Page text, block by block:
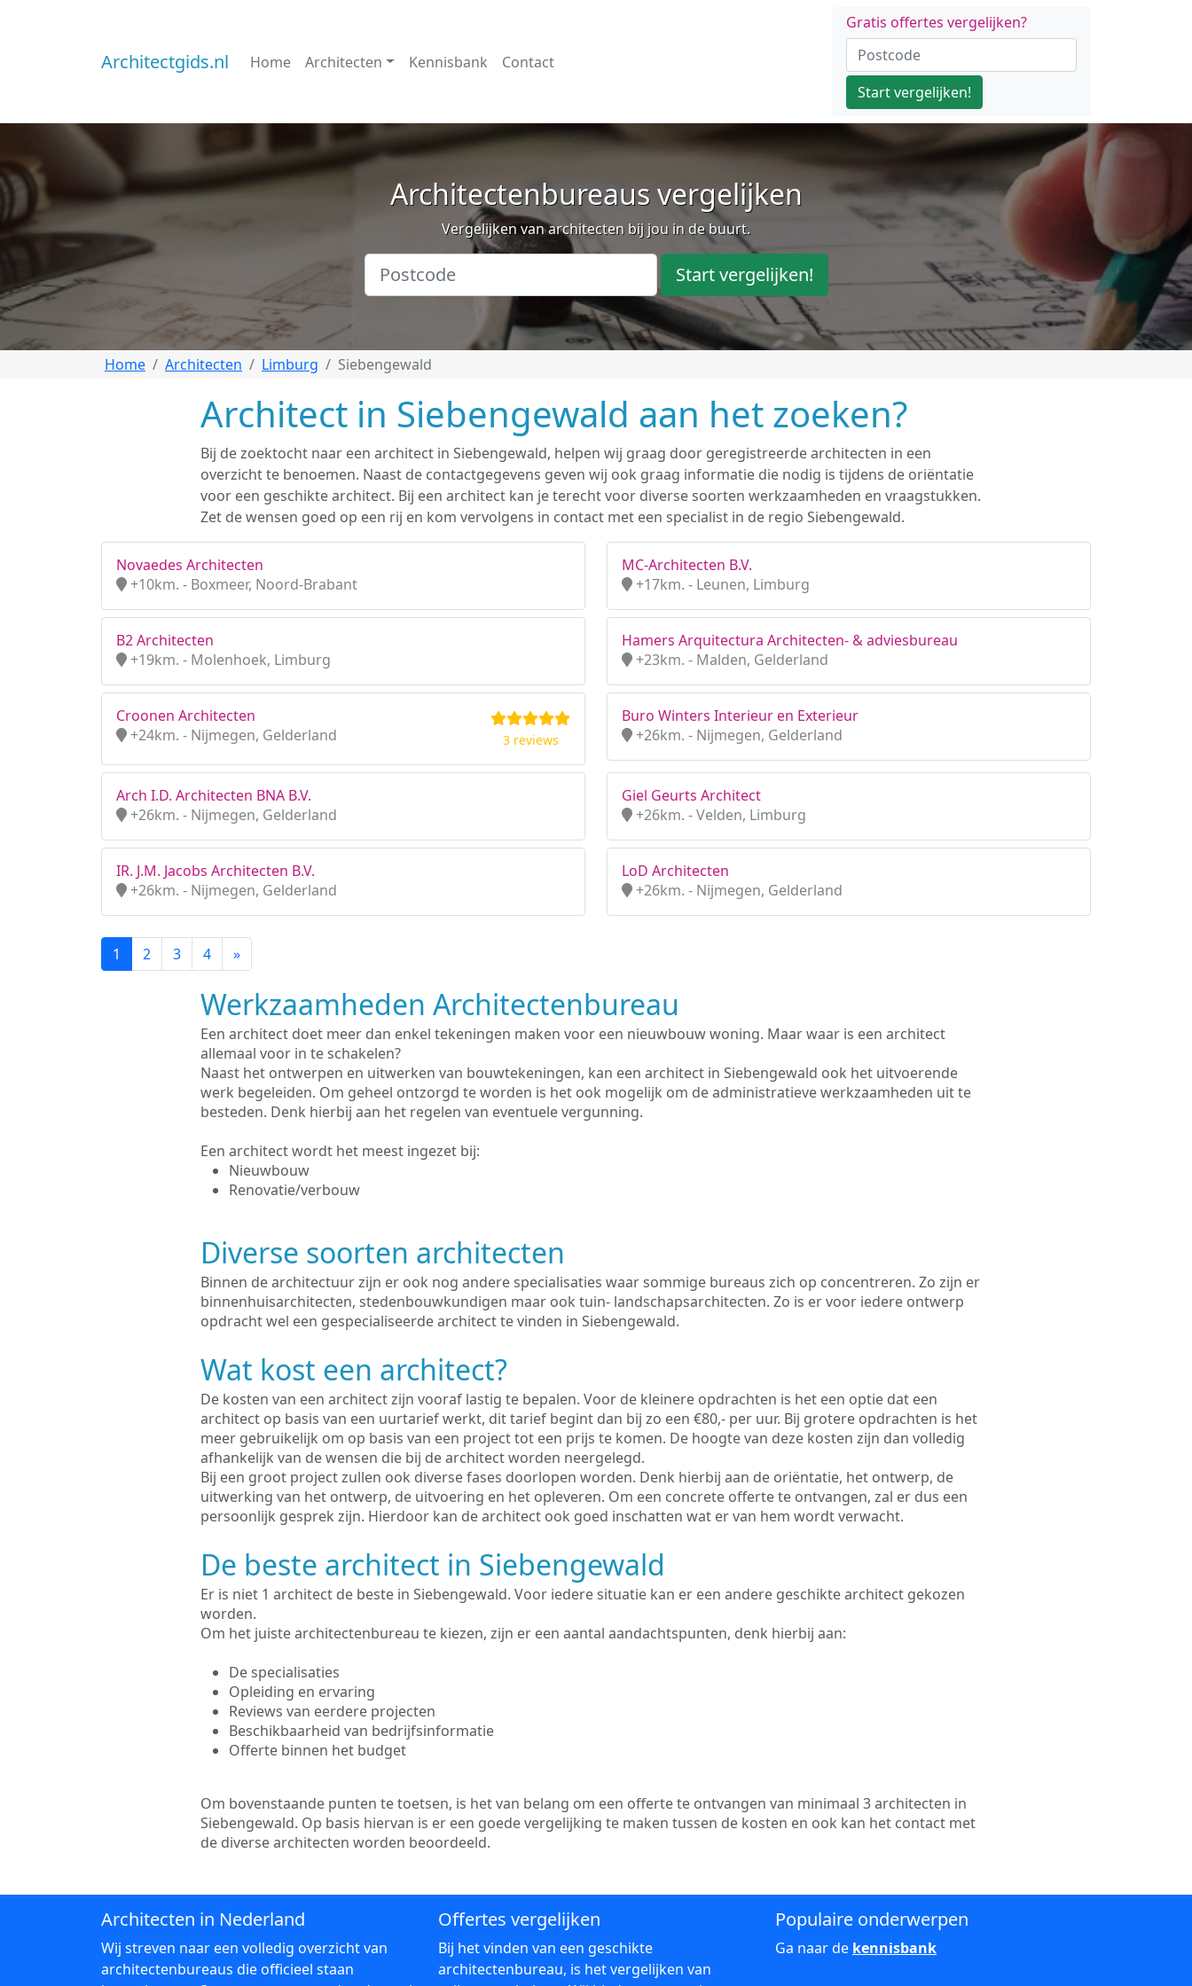
Architectgids.nl Home Architecten Kennisbank Contact
Gratis offertes vergelijken?
Start vergelijken!
Architectenbureaus vergelijken
Vergelijken van architecten bij jou in de buurt.
Start vergelijken!
Home Architecten Limburg Siebengewald
Architect in Siebengewald aan het zoeken?
Bij de zoektocht naar een architect in Siebengewald, helpen wij graag door geregistreerde architecten in een
overzicht te benoemen. Naast de contactgegevens geven wij ook graag informatie die nodig is tijdens de oriëntatie
voor een geschikte architect. Bij een architect kan je terecht voor diverse soorten werkzaamheden en vraagstukken.
Zet de wensen goed op een rij en kom vervolgens in contact met een specialist in de regio Siebengewald.
Novaedes Architecten
+10km. - Boxmeer, Noord-Brabant
MC-Architecten B.V.
+17km. - Leunen, Limburg
B2 Architecten
+19km. - Molenhoek, Limburg
Hamers Arquitectura Architecten- & adviesbureau
+23km. - Malden, Gelderland
Croonen Architecten
+24km. - Nijmegen, Gelderland
3 reviews
Buro Winters Interieur en Exterieur
+26km. - Nijmegen, Gelderland
Arch I.D. Architecten BNA B.V.
+26km. - Nijmegen, Gelderland
Giel Geurts Architect
+26km. - Velden, Limburg
IR. J.M. Jacobs Architecten B.V.
+26km. - Nijmegen, Gelderland
LoD Architecten
+26km. - Nijmegen, Gelderland
1 2 3 4 »
Werkzaamheden Architectenbureau
Een architect doet meer dan enkel tekeningen maken voor een nieuwbouw woning. Maar waar is een architect
allemaal voor in te schakelen?
Naast het ontwerpen en uitwerken van bouwtekeningen, kan een architect in Siebengewald ook het uitvoerende
werk begeleiden. Om geheel ontzorgd te worden is het ook mogelijk om de administratieve werkzaamheden uit te
besteden. Denk hierbij aan het regelen van eventuele vergunning.
Een architect wordt het meest ingezet bij:
Nieuwbouw
Renovatie/verbouw
Diverse soorten architecten
Binnen de architectuur zijn er ook nog andere specialisaties waar sommige bureaus zich op concentreren. Zo zijn er
binnenhuisarchitecten, stedenbouwkundigen maar ook tuin- landschapsarchitecten. Zo is er voor iedere ontwerp
opdracht wel een gespecialiseerde architect te vinden in Siebengewald.
Wat kost een architect?
De kosten van een architect zijn vooraf lastig te bepalen. Voor de kleinere opdrachten is het een optie dat een
architect op basis van een uurtarief werkt, dit tarief begint dan bij zo een €80,- per uur. Bij grotere opdrachten is het
meer gebruikelijk om op basis van een project tot een prijs te komen. De hoogte van deze kosten zijn dan volledig
afhankelijk van de wensen die bij de architect worden neergelegd.
Bij een groot project zullen ook diverse fases doorlopen worden. Denk hierbij aan de oriëntatie, het ontwerp, de
uitwerking van het ontwerp, de uitvoering en het opleveren. Om een concrete offerte te ontvangen, zal er dus een
persoonlijk gesprek zijn. Hierdoor kan de architect ook goed inschatten wat er van hem wordt verwacht.
De beste architect in Siebengewald
Er is niet 1 architect de beste in Siebengewald. Voor iedere situatie kan er een andere geschikte architect gekozen
worden.
Om het juiste architectenbureau te kiezen, zijn er een aantal aandachtspunten, denk hierbij aan:
De specialisaties
Opleiding en ervaring
Reviews van eerdere projecten
Beschikbaarheid van bedrijfsinformatie
Offerte binnen het budget
Om bovenstaande punten te toetsen, is het van belang om een offerte te ontvangen van minimaal 3 architecten in
Siebengewald. Op basis hiervan is er een goede vergelijking te maken tussen de kosten en ook kan het contact met
de diverse architecten worden beoordeeld.
Architecten in Nederland
Wij streven naar een volledig overzicht van
architectenbureaus die officieel staan
Offertes vergelijken
Bij het vinden van een geschikte
architectenbureau, is het vergelijken van
Populaire onderwerpen
Ga naar de kennisbank